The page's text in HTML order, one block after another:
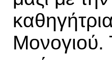
Μονογιού.